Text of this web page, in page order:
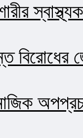
বিরোধের